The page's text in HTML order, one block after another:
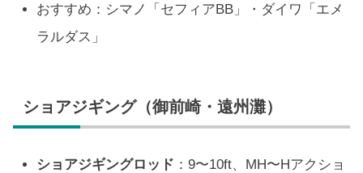
おすすめ：シマノ「セフィアBB」・ダイワ「エメ
ラルダス」
ショアジギング（御前崎・遠州灘）
ショアジギングロッド ：9〜10ft、MH〜Hアクショ